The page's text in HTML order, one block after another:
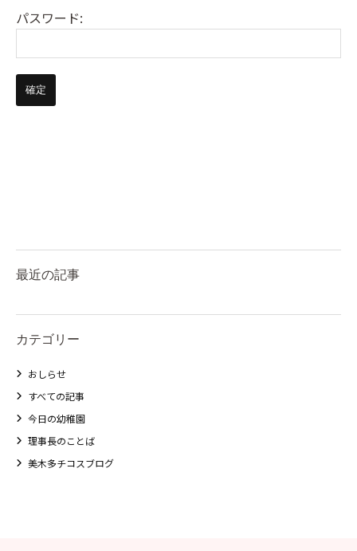
パスワード:
最近の記事
カテゴリー
おしらせ
すべての記事
今日の幼稚園
理事長のことば
美木多チコスブログ